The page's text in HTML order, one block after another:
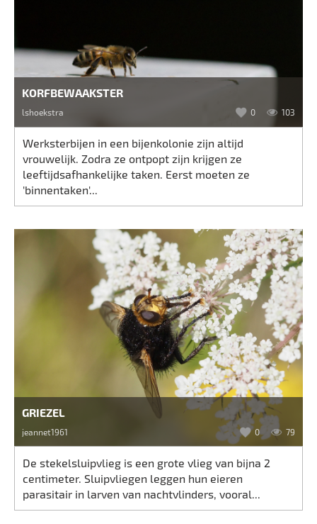
KORFBEWAAKSTER
lshoekstra 0 103
Werksterbijen in een bijenkolonie zijn altijd
vrouwelijk. Zodra ze ontpopt zijn krijgen ze
leeftijdsafhankelijke taken. Eerst moeten ze
'binnentaken'...
GRIEZEL
jeannet1961 0 79
De stekelsluipvlieg is een grote vlieg van bijna 2
centimeter. Sluipvliegen leggen hun eieren
parasitair in larven van nachtvlinders, vooral...